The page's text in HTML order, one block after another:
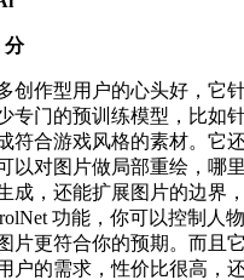
分
创作型用户的心头好，它
专门的预训练模型，比如
符合游戏风格的素材。它
以对图片做局部重绘，哪
成，还能扩展图片的边界
功能，你可以控制人
片更符合你的预期。而且
户的需求，性价比很高，